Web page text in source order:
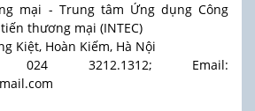
mại - Trung tâm Ứng dụng Công
thương mại (INTEC)
Kiệt, Hoàn Kiếm, Hà Nội
3212.1312; Email: